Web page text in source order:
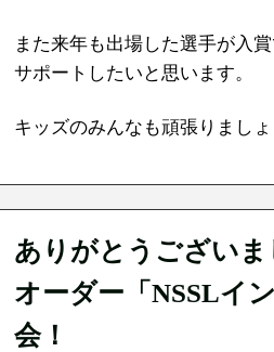
また来年も出場した選手が入
サポートしたいと思います。
キッズのみんなも頑張りましょ
ありがとうござい
オーダー「NSSLイ
会！